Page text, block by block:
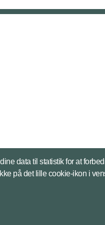
data til statistik for at
på det lille cookie-ikon i